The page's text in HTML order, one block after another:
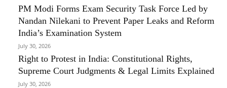
PM Modi Forms Exam Security Task Force Led by
Nandan Nilekani to Prevent Paper Leaks and Reform
India’s Examination System
July 30, 2026
Right to Protest in India: Constitutional Rights,
Supreme Court Judgments & Legal Limits Explained
July 30, 2026